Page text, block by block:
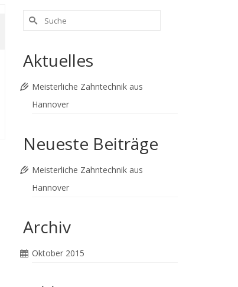
Suche
nach:
Aktuelles
Meisterliche Zahntechnik aus
Hannover
Neueste Beiträge
Meisterliche Zahntechnik aus
Hannover
Archiv
Oktober 2015